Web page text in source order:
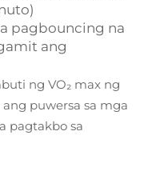
pagbouncing na
ang
ng VO₂ max ng
puwersa sa mga
pagtakbo sa